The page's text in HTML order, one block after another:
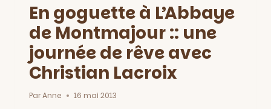
En goguette à L’Abbaye
de Montmajour :: une
journée de rêve avec
Christian Lacroix
ParAnne 16 mai 2013